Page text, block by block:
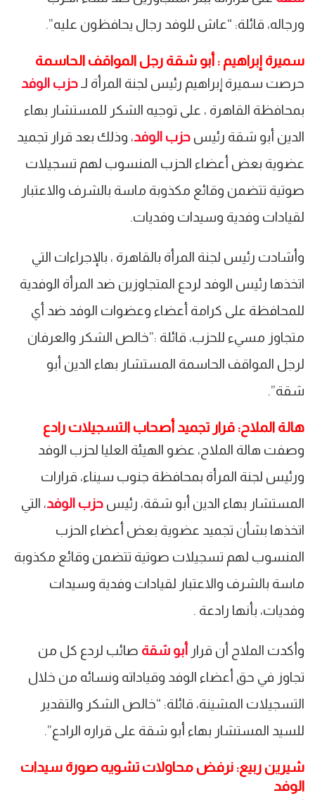
ورجاله، قائلة: “عاش للوفد رجال يحافظون عليه”.
سميرة إبراهيم : أبو شقة رجل المواقف الحاسمة
حرصت سميرة إبراهيم رئيس لجنة المرأة لـحزب الوفد
بمحافظة القاهرة ، على توجيه الشكر للمستشار بهاء
الدين أبو شقة رئيس حزب الوفد، وذلك بعد قرار تجميد
عضوية بعض أعضاء الحزب المنسوب لهم تسجيلات
صوتية تتضمن وقائع مكذوبة ماسة بالشرف والاعتبار
لقيادات وفدية وسيدات وفديات.
وأشادت رئيس لجنة المرأة بالقاهرة ، بالإجراءات التي
اتخذها رئيس الوفد لردع المتجاوزين ضد المرأة الوفدية
للمحافظة على كرامة أعضاء وعضوات الوفد ضد أي
متجاوز مسيء للحزب، قائلة :”خالص الشكر والعرفان
لرجل المواقف الحاسمة المستشار بهاء الدين أبو
شقة”.
هالة الملاح: قرار تجميد أصحاب التسجيلات رادع
وصفت هالة الملاح، عضو الهيئة العليا لحزب الوفد
ورئيس لجنة المرأة بمحافظة جنوب سيناء، قرارات
المستشار بهاء الدين أبو شقة، رئيس حزب الوفد، التي
اتخذها بشأن تجميد عضوية بعض أعضاء الحزب
المنسوب لهم تسجيلات صوتية تتضمن وقائع مكذوبة
ماسة بالشرف والاعتبار لقيادات وفدية وسيدات
وفديات، بأنها رادعة .
وأكدت الملاح أن قرار أبو شقة صائب لردع كل من
تجاوز في حق أعضاء الوفد وقياداته ونسائه من خلال
التسجيلات المشينة، قائلة: “خالص الشكر والتقدير
للسيد المستشار بهاء أبو شقة على قراره الرادع”.
شيرين ربيع: نرفض محاولات تشويه صورة سيدات
الوفد